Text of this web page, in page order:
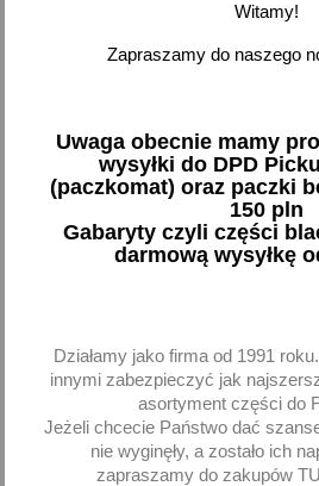
firmy Boll
37,59 zł brutto
Dodaj
Witamy!
Zapraszamy do naszego
Uwaga obecnie mamy
wysyłki do DPD
(paczkomat) oraz paczki
150 pln
Gabaryty czyli części
darmową wysyłkę
Działamy jako firma od 1991
innymi zabezpieczyć jak
asortyment części do
Jeżeli chcecie Państwo dać
nie wyginęły, a zostało ich
zapraszamy do zakupów